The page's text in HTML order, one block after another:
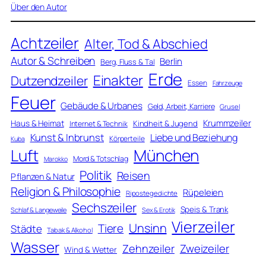
Über den Autor
Achtzeiler Alter, Tod & Abschied
Autor & Schreiben Berg, Fluss & Tal Berlin
Dutzendzeiler Einakter Erde Essen Fahrzeuge
Feuer Gebäude & Urbanes Geld, Arbeit, Karriere Grusel
Haus & Heimat Internet & Technik Kindheit & Jugend Krummzeiler
Kuba Kunst & Inbrunst Körperteile Liebe und Beziehung
Luft Marokko Mord & Totschlag München
Pflanzen & Natur Politik Reisen
Religion & Philosophie Ripostegedichte Rüpeleien
Schlaf & Langeweile Sechszeiler Sex & Erotik Speis & Trank
Städte Tabak & Alkohol Tiere Unsinn Vierzeiler
Wasser Wind & Wetter Zehnzeiler Zweizeiler